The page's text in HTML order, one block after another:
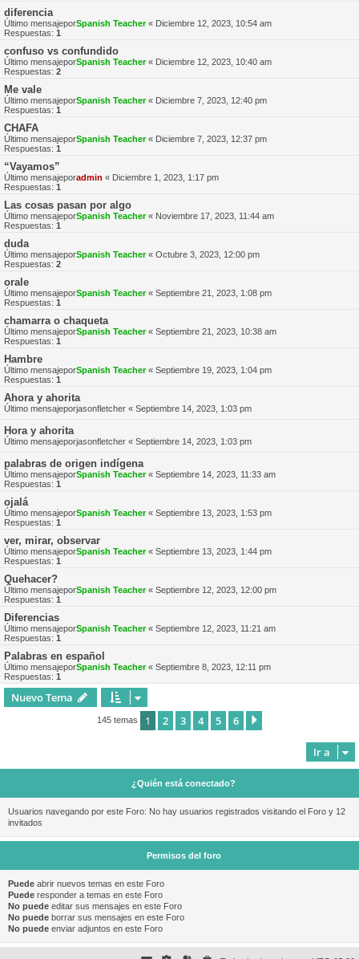
diferencia
Último mensajeporSpanish Teacher« Diciembre 12, 2023, 10:54 am
Respuestas: 1
confuso vs confundido
Último mensajeporSpanish Teacher« Diciembre 12, 2023, 10:40 am
Respuestas: 2
Me vale
Último mensajeporSpanish Teacher« Diciembre 7, 2023, 12:40 pm
Respuestas: 1
CHAFA
Último mensajeporSpanish Teacher« Diciembre 7, 2023, 12:37 pm
Respuestas: 1
“Vayamos”
Último mensajeporadmin « Diciembre 1, 2023, 1:17 pm
Respuestas: 1
Las cosas pasan por algo
Último mensajeporSpanish Teacher« Noviembre 17, 2023, 11:44 am
Respuestas: 1
duda
Último mensajeporSpanish Teacher« Octubre 3, 2023, 12:00 pm
Respuestas: 2
orale
Último mensajeporSpanish Teacher« Septiembre 21, 2023, 1:08 pm
Respuestas: 1
chamarra o chaqueta
Último mensajeporSpanish Teacher« Septiembre 21, 2023, 10:38 am
Respuestas: 1
Hambre
Último mensajeporSpanish Teacher« Septiembre 19, 2023, 1:04 pm
Respuestas: 1
Ahora y ahorita
Último mensajeporjasonfletcher « Septiembre 14, 2023, 1:03 pm
Hora y ahorita
Último mensajeporjasonfletcher « Septiembre 14, 2023, 1:03 pm
palabras de origen indígena
Último mensajeporSpanish Teacher« Septiembre 14, 2023, 11:33 am
Respuestas: 1
ojalá
Último mensajeporSpanish Teacher« Septiembre 13, 2023, 1:53 pm
Respuestas: 1
ver, mirar, observar
Último mensajeporSpanish Teacher« Septiembre 13, 2023, 1:44 pm
Respuestas: 1
Quehacer?
Último mensajeporSpanish Teacher« Septiembre 12, 2023, 12:00 pm
Respuestas: 1
Diferencias
Último mensajeporSpanish Teacher« Septiembre 12, 2023, 11:21 am
Respuestas: 1
Palabras en español
Último mensajeporSpanish Teacher« Septiembre 8, 2023, 12:11 pm
Respuestas: 1
Nuevo Tema
145 temas 1 2 3 4 5 6
Ir a
¿Quién está conectado?
Usuarios navegando por este Foro: No hay usuarios registrados visitando el Foro y 12
invitados
Permisos del foro
Puede abrir nuevos temas en este Foro
Puede responder a temas en este Foro
No puede editar sus mensajes en este Foro
No puede borrar sus mensajes en este Foro
No puede enviar adjuntos en este Foro